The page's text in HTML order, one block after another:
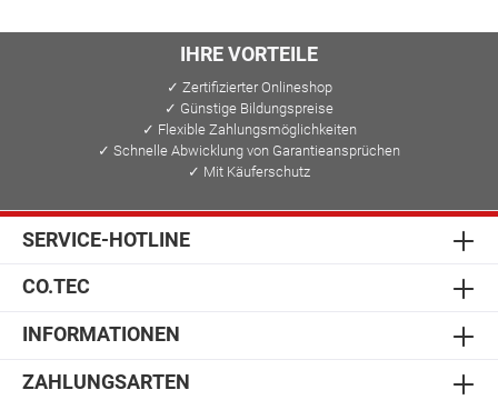
IHRE VORTEILE
✓ Zertifizierter Onlineshop
✓ Günstige Bildungspreise
✓ Flexible Zahlungsmöglichkeiten
✓ Schnelle Abwicklung von Garantieansprüchen
✓ Mit Käuferschutz
SERVICE-HOTLINE
CO.TEC
INFORMATIONEN
ZAHLUNGSARTEN